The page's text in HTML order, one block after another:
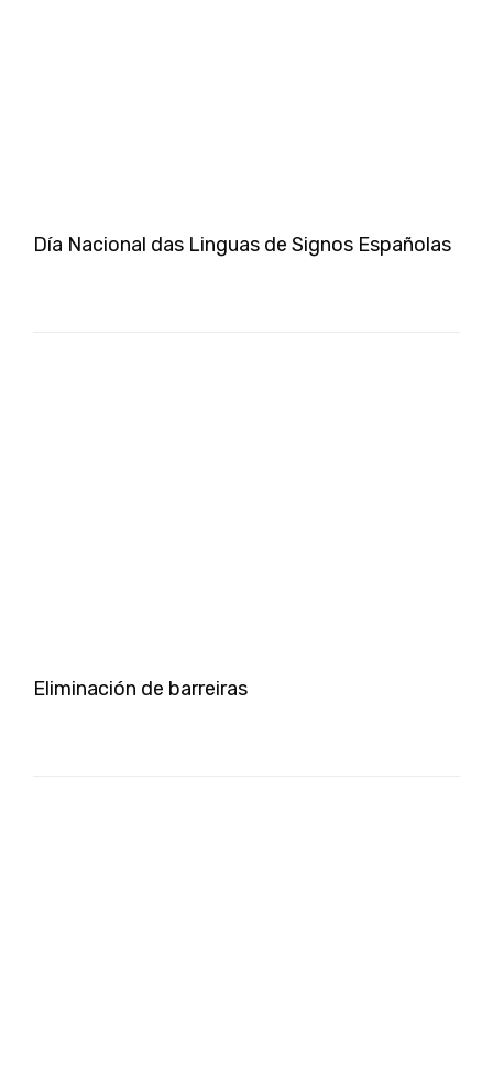
Día Nacional das Linguas de Signos Españolas
Eliminación de barreiras